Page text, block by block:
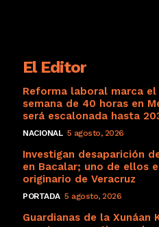
El Editor
Reforma laboral marca
semana de 40 horas en
será escalonada hasta
NACIONAL 5 agosto, 2026
Investigan desaparición
en Bacalar; uno de ellos
originario de Veracruz
PORTADA 5 agosto, 2026
Guardianas de la Xunáan